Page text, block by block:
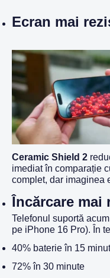
Ecran mai
Ceramic Shield 2
imediat în comparație
complet, dar imaginea
Încărcare mai
Telefonul suportă
pe iPhone 16 Pro). În
40% baterie în 15
72% în 30 minute